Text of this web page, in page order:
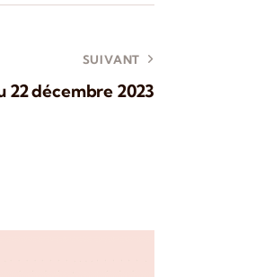
SUIVANT
22 décembre 2023